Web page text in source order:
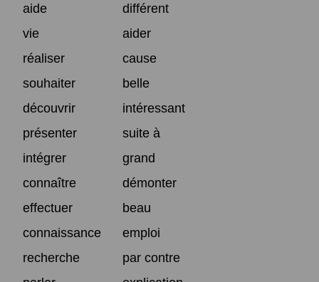
aide
différent
vie
aider
réaliser
cause
souhaiter
belle
découvrir
intéressant
présenter
suite à
intégrer
grand
connaître
démonter
effectuer
beau
connaissance
emploi
recherche
par contre